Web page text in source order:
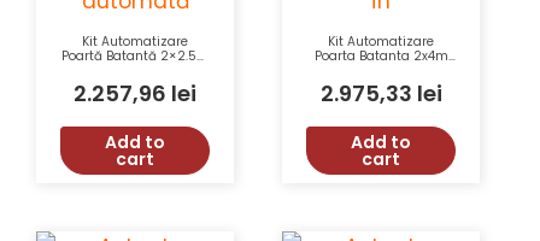
Kit Automatizare
Poartă Batantă 2×2.5m
KIT 250Kg 20mm/s
2.257,96 lei
Add to
cart
Kit Automatizare
Poarta Batanta 2x4m
24V-KIT Uz Intensiv
350Kg
2.975,33 lei
Add to
cart